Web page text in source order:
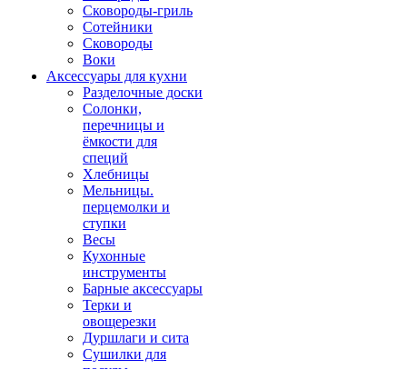
Сковороды-гриль
Сотейники
Сковороды
Воки
Аксессуары для кухни
Разделочные доски
Солонки,
перечницы и
ёмкости для
специй
Хлебницы
Мельницы.
перцемолки и
ступки
Весы
Кухонные
инструменты
Барные аксессуары
Терки и
овощерезки
Дуршлаги и сита
Сушилки для